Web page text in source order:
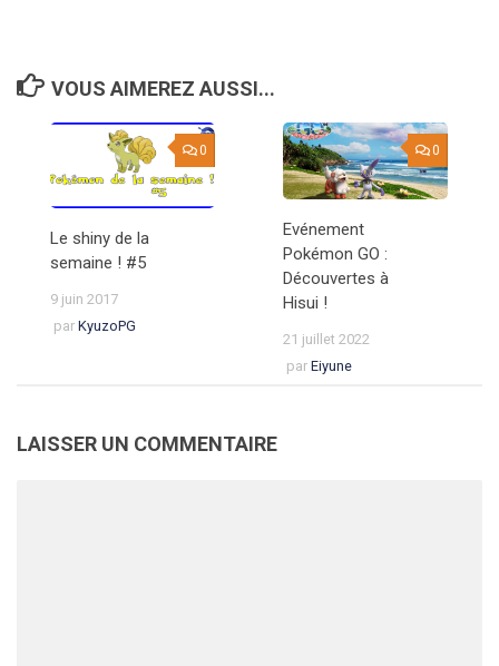
VOUS AIMEREZ AUSSI...
0
Le shiny de la
semaine ! #5
9 juin 2017
par KyuzoPG
0
Evénement
Pokémon GO :
Découvertes à
Hisui !
21 juillet 2022
par Eiyune
LAISSER UN COMMENTAIRE